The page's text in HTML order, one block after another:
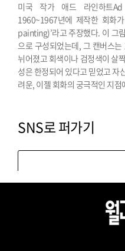
미국 작가 애드 라인하트
1960~1967년에 제작한 회화
painting)’라고 주장했다. 이 그
으로 구성되었는데, 그 캔버스
뉘어졌고 회색이나 검정색이 살
성은 한정되어 있다고 믿었고 자
려운, 이젤 회화의 궁극적인 지
SNS로 퍼가기